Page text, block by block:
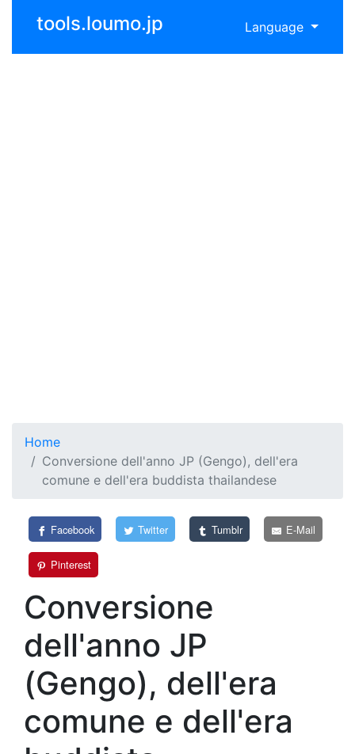
tools.loumo.jp Language
Home
Conversione dell'anno JP (Gengo), dell'era
comune e dell'era buddista thailandese
Facebook Twitter Tumblr E-Mail
Pinterest
Conversione
dell'anno JP
(Gengo), dell'era
comune e dell'era